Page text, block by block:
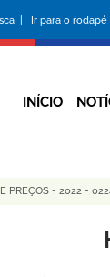
| Ir para o
INÍCIO
PREÇOS - 2022 -